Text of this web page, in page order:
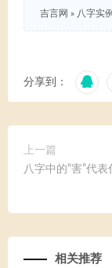
吉言网 » 八字实
分享到：
上一篇
八字中的“害”代表
相关推荐